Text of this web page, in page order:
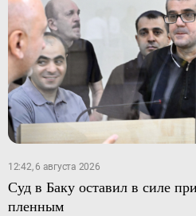
12:42, 6 августа 2026
Суд в Баку оставил в силе
пленным